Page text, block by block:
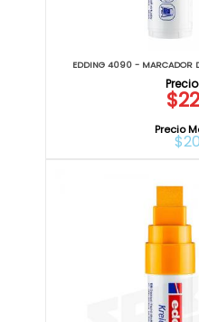
EDDING 4090 - MARCADOR
Precio